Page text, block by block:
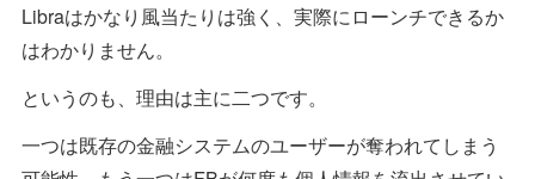
Libraはかなり風当たりは強く、実際にローンチできるか
はわかりません。
というのも、理由は主に二つです。
一つは既存の金融システムのユーザーが奪われてしまう